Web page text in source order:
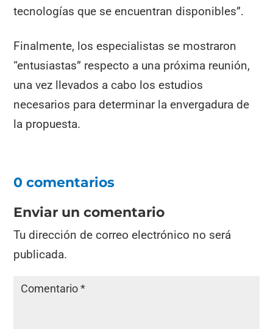
tecnologías que se encuentran disponibles”.
Finalmente, los especialistas se mostraron
“entusiastas” respecto a una próxima reunión,
una vez llevados a cabo los estudios
necesarios para determinar la envergadura de
la propuesta.
0 comentarios
Enviar un comentario
Tu dirección de correo electrónico no será
publicada.